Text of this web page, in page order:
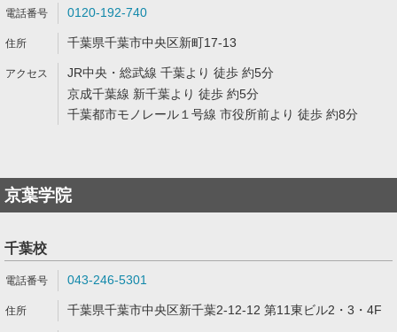
0120-192-740
千葉県千葉市中央区新町17-13
JR中央・総武線 千葉より 徒歩 約5分
京成千葉線 新千葉より 徒歩 約5分
千葉都市モノレール１号線 市役所前より 徒歩 約8分
京葉学院
千葉校
043-246-5301
千葉県千葉市中央区新千葉2-12-12 第11東ビル2・3・4F